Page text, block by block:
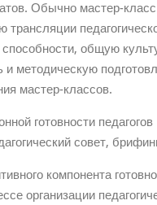
Обычно мастер-
трансляции
способности, общую
и методическую
мастер-классов.
готовности
совет,
компонента
организации